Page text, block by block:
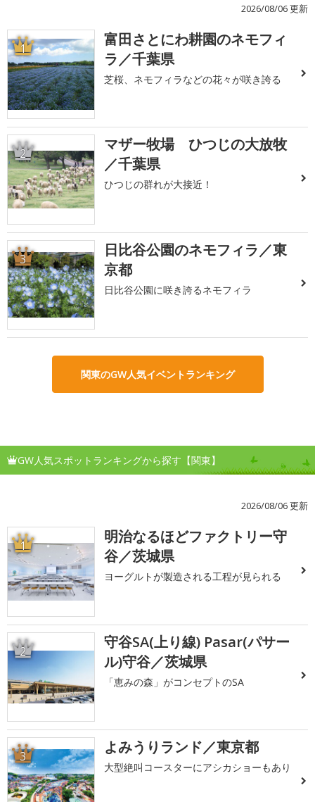
2026/08/06 更新
1
富田さとにわ耕園のネモフィ
ラ／千葉県
芝桜、ネモフィラなどの花々が咲き誇る
2
マザー牧場 ひつじの大放牧
／千葉県
ひつじの群れが大接近！
3
日比谷公園のネモフィラ／東
京都
日比谷公園に咲き誇るネモフィラ
関東のGW人気イベントランキング
GW人気スポットランキングから探す【関東】
2026/08/06 更新
1
明治なるほどファクトリー守
谷／茨城県
ヨーグルトが製造される工程が見られる
2
守谷SA(上り線) Pasar(パサー
ル)守谷／茨城県
「恵みの森」がコンセプトのSA
3 よみうりランド／東京都
大型絶叫コースターにアシカショーもあり